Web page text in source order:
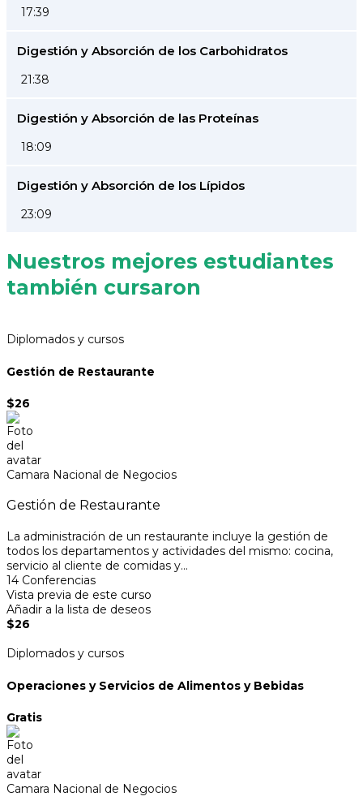
17:39
Digestión y Absorción de los Carbohidratos
21:38
Digestión y Absorción de las Proteínas
18:09
Digestión y Absorción de los Lípidos
23:09
Nuestros mejores estudiantes
también cursaron
Diplomados y cursos
Gestión de Restaurante
$26
Camara Nacional de Negocios
Gestión de Restaurante
La administración de un restaurante incluye la gestión de
todos los departamentos y actividades del mismo: cocina,
servicio al cliente de comidas y...
14 Conferencias
Vista previa de este curso
Añadir a la lista de deseos
$26
Diplomados y cursos
Operaciones y Servicios de Alimentos y Bebidas
Gratis
Camara Nacional de Negocios